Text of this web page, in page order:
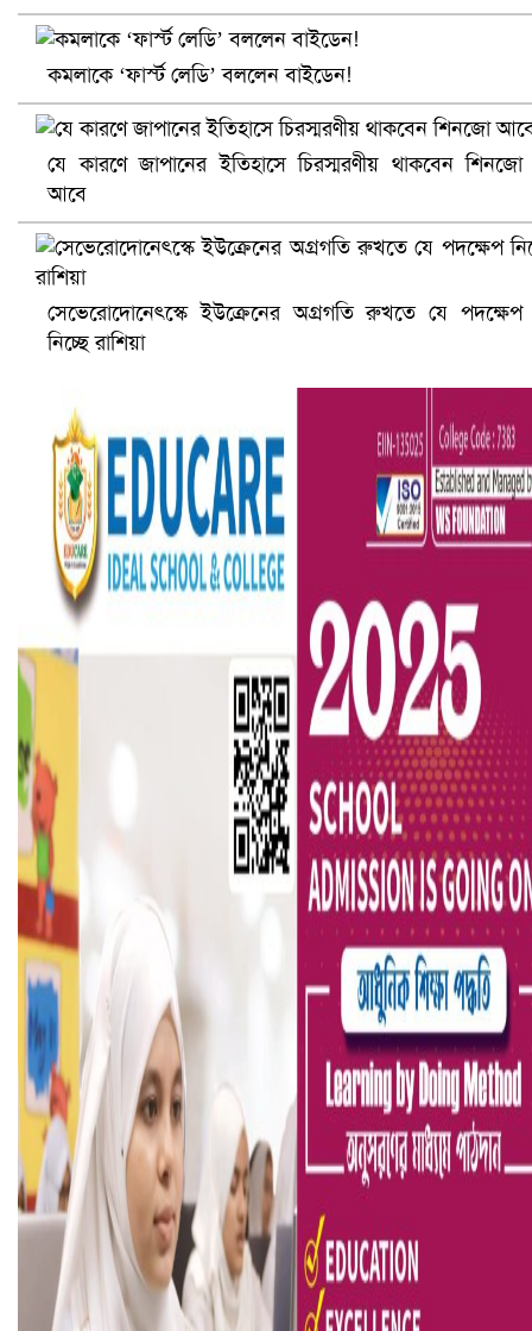
আ.লীগ ও জাপার ৯ নেতা কারাগারে
ভারতে ভয়াবহ সড়ক দুর্ঘটনা, নিহত ১৫
হলিউডে নতুন প্রেমের গুঞ্জন
কমলাকে ‘ফার্স্ট লেডি’ বললেন বাইডেন!
যে কারণে জাপানের ইতিহাসে চিরস্মরণীয় থাকবেন শিনজো
আবে
সেভেরোদোনেৎস্কে ইউক্রেনের অগ্রগতি রুখতে যে পদক্ষেপ
নিচ্ছে রাশিয়া